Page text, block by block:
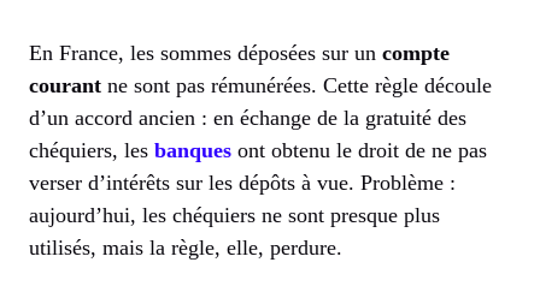
En France, les sommes déposées sur un compte
courant ne sont pas rémunérées. Cette règle découle
d’un accord ancien : en échange de la gratuité des
chéquiers, les banques ont obtenu le droit de ne pas
verser d’intérêts sur les dépôts à vue. Problème :
aujourd’hui, les chéquiers ne sont presque plus
utilisés, mais la règle, elle, perdure.